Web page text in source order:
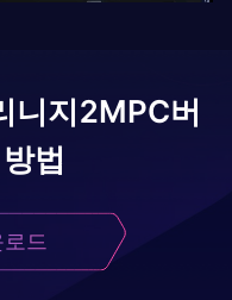
니지2MPC버
법
드